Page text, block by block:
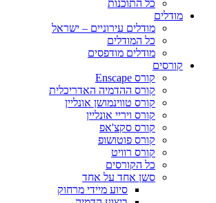
כל התוכנות
מודלים
מודלים עירוניים – ישראל
כל המודלים
מודלים מודפסים
קורסים
קורס Enscape
קורס ההדמיה האדריכלית
קורס טווינמושן אונליין
קורס ויריי אונליין
קורס סקצ'אפ
קורס פוטושופ
קורס רוויט
כל הקורסים
סשן אחד על אחד
סיוע מיידי מרחוק